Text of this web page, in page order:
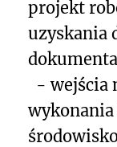
projekt
uzyskania
- wejścia
wykonania